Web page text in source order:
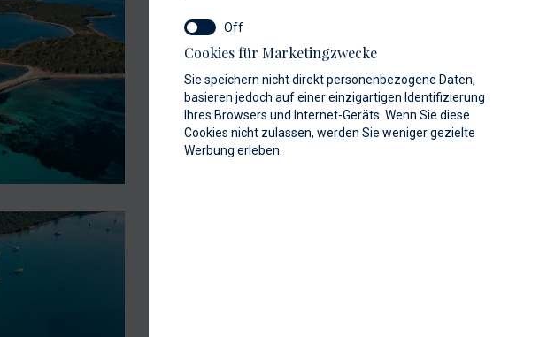
Cookies für Marketingzwecke
Sie speichern nicht direkt personenbezogene Daten,
basieren jedoch auf einer einzigartigen Identifizierung
Ihres Browsers und Internet-Geräts. Wenn Sie diese
Cookies nicht zulassen, werden Sie weniger gezielte
Werbung erleben.